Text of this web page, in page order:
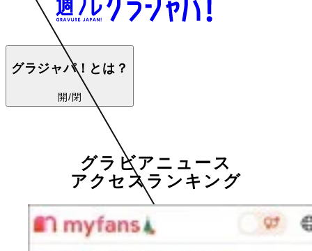
グラジャパ！とは？
開/閉
グラビアニュース
アクセスランキング